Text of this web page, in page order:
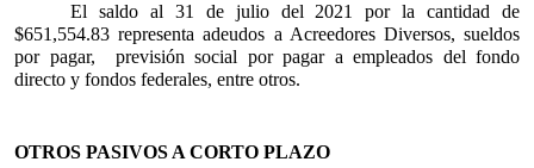
El saldo al 31 de julio del 2021 por la cantidad de
$651,554.83 representa adeudos a Acreedores Diversos, sueldos
por pagar, previsión social por pagar a empleados del fondo
directo y fondos federales, entre otros.
OTROS PASIVOS A CORTO PLAZO